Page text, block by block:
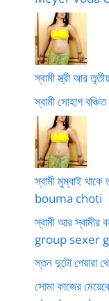
স্বামী স্ত্রী আর
স্বামী সোহাগ বঞ্চিত
স্বামী মুম্বাই
bouma choti
স্বামী আর স্বামীর
group sexer
স্তন দুটো পেয়ারা
সোমা কাজের